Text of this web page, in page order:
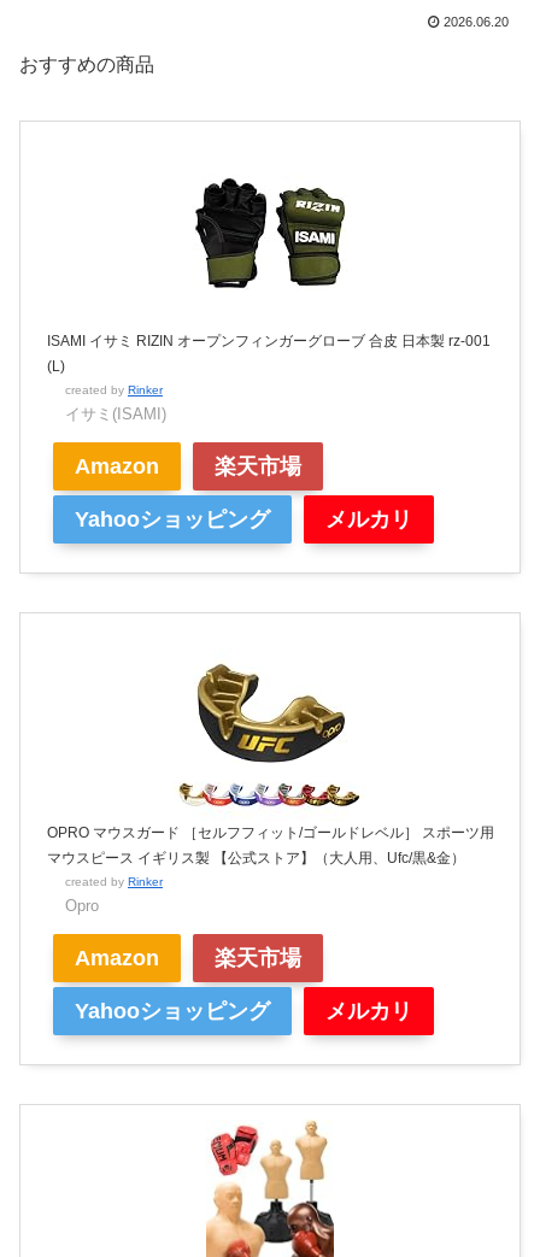
2026.06.20
おすすめの商品
ISAMI イサミ RIZIN オープンフィンガーグローブ 合皮 日本製 rz-001
(L)
created by Rinker
イサミ(ISAMI)
Amazon 楽天市場
Yahooショッピング メルカリ
OPRO マウスガード ［セルフフィット/ゴールドレベル］ スポーツ用
マウスピース イギリス製 【公式ストア】（大人用、Ufc/黒&金）
created by Rinker
Opro
Amazon 楽天市場
Yahooショッピング メルカリ